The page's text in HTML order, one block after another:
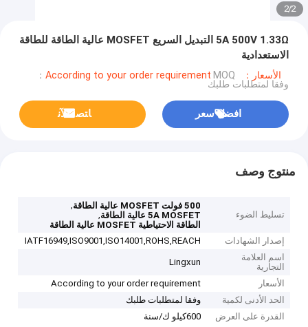
2
/
2
5A 500V 1.33Ω التبديل السريع MOSFET عالية الطاقة للطاقة
الاستعدادية
الأسعار：According to your order requirement MOQ：
وفقا لمتطلبات طلبك
افضل سعر ﺎﺘﺼﻟ ﺍﻶﻧ
منتوج وصف
تسليط الضوء
500 فولت MOSFET عالية الطاقة
,
5A MOSFET عالية الطاقة
,
الطاقة الاحتياطية MOSFET عالية الطاقة
إصدار الشهادات
IATF16949,ISO9001,ISO14001,ROHS,REACH
اسم العلامة
التجارية
Lingxun
الأسعار
According to your order requirement
الحد الأدنى لكمية
وفقا لمتطلبات طلبك
القدرة على العرض
600كيلو ك/سنة